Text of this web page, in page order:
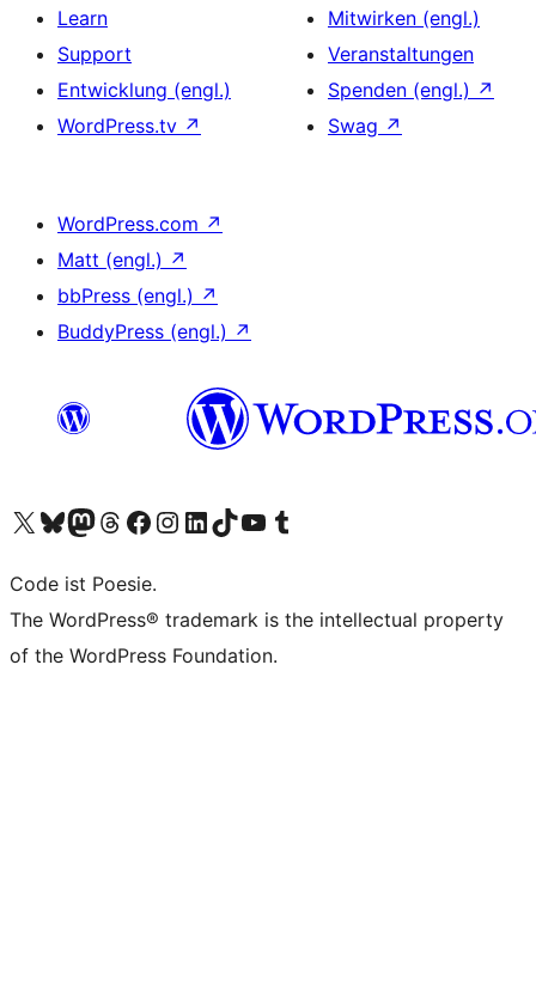
Learn
Support
Entwicklung (engl.)
WordPress.tv ↗
Mitwirken (engl.)
Veranstaltungen
Spenden (engl.) ↗
Swag ↗
WordPress.com ↗
Matt (engl.) ↗
bbPress (engl.) ↗
BuddyPress (engl.) ↗
Unser X-Konto (früher Twitter) besuchen
Unser Bluesky-Konto besuchen
Unser Mastodon-Konto besuchen
Unser Threads-Konto besuchen
Unsere Facebook-Seite besuchen
Unser Instagram-Konto besuchen
Unser LinkedIn-Konto besuchen
Unser TikTok-Konto besuchen
Unseren YouTube-Kanal besuchen
Unser Tumblr-Konto besuchen
Code ist Poesie.
The WordPress® trademark is the intellectual property
of the WordPress Foundation.